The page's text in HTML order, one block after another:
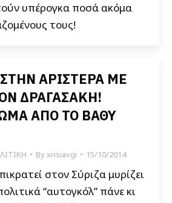
υπέρογκα ποσά ακόμα
τους!
ΑΡΙΣΤΕΡΑ ΜΕ
ΔΡΑΓΑΣΑΚΗ!
ΑΠΟ ΤΟ ΒΑΘΥ
Byxrisiavgi 15/10/2014
στον Σύριζα μυρίζει
“αυτογκόλ” πάνε κι